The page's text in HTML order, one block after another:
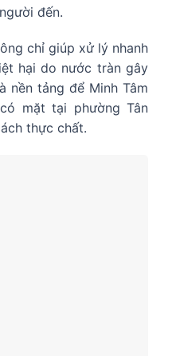
đến.
chỉ giúp xử lý nhanh
hại do nước tràn gây
nền tảng để Minh Tâm
mặt tại phường Tân
thực chất.